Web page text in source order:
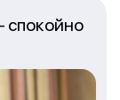
спокойно